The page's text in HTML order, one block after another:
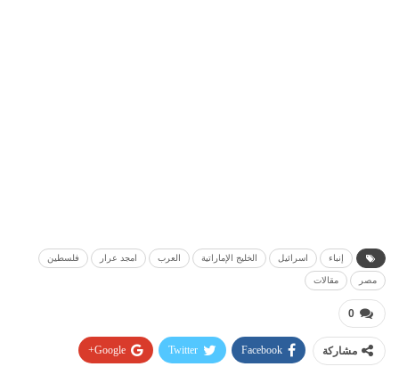
إنباء اسرائيل الخليج الإماراتية العرب امجد عرار فلسطين
مصر مقالات
0
مشاركة Facebook
Twitter
Google+